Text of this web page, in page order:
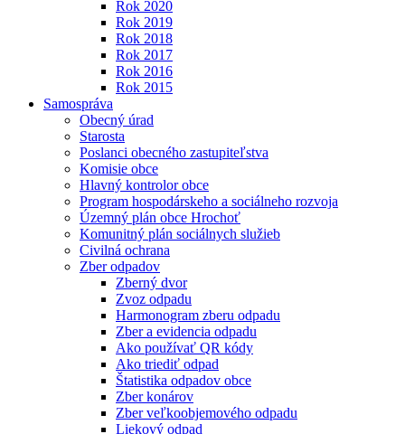
Rok 2020
Rok 2019
Rok 2018
Rok 2017
Rok 2016
Rok 2015
Samospráva
Obecný úrad
Starosta
Poslanci obecného zastupiteľstva
Komisie obce
Hlavný kontrolor obce
Program hospodárskeho a sociálneho rozvoja
Územný plán obce Hrochoť
Komunitný plán sociálnych služieb
Civilná ochrana
Zber odpadov
Zberný dvor
Zvoz odpadu
Harmonogram zberu odpadu
Zber a evidencia odpadu
Ako používať QR kódy
Ako triediť odpad
Štatistika odpadov obce
Zber konárov
Zber veľkoobjemového odpadu
Liekový odpad